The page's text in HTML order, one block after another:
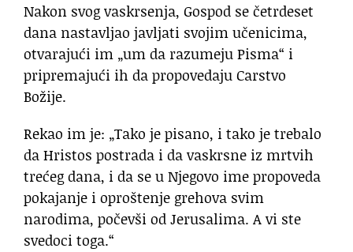
Nakon svog vaskrsenja, Gospod se četrdeset
dana nastavljao javljati svojim učenicima,
otvarajući im „um da razumeju Pisma“ i
pripremajući ih da propovedaju Carstvo
Božije.
Rekao im je: „Tako je pisano, i tako je trebalo
da Hristos postrada i da vaskrsne iz mrtvih
trećeg dana, i da se u Njegovo ime propoveda
pokajanje i oproštenje grehova svim
narodima, počevši od Jerusalima. A vi ste
svedoci toga.“